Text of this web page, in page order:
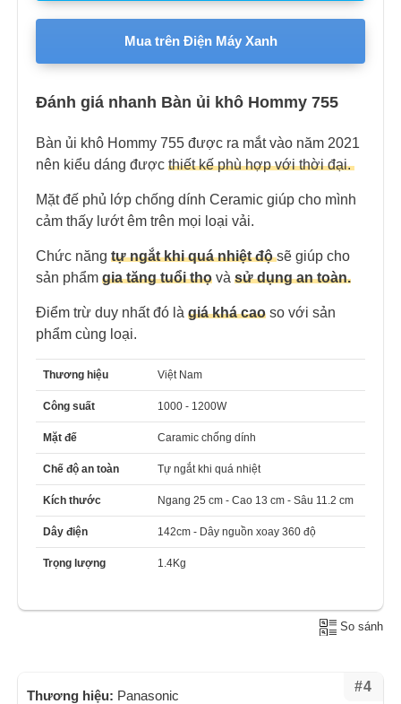
Mua trên Điện Máy Xanh
Đánh giá nhanh Bàn ủi khô Hommy 755
Bàn ủi khô Hommy 755 được ra mắt vào năm 2021
nên kiểu dáng được thiết kế phù hợp với thời đại.
Mặt đế phủ lớp chống dính Ceramic giúp cho mình
cảm thấy lướt êm trên mọi loại vải.
Chức năng tự ngắt khi quá nhiệt độ sẽ giúp cho
sản phẩm gia tăng tuổi thọ và sử dụng an toàn.
Điểm trừ duy nhất đó là giá khá cao so với sản
phẩm cùng loại.
Thương hiệu Việt Nam
Công suất 1000 - 1200W
Mặt đế Caramic chống dính
Chế độ an toàn Tự ngắt khi quá nhiệt
Kích thước Ngang 25 cm - Cao 13 cm - Sâu 11.2 cm
Dây điện 142cm - Dây nguồn xoay 360 độ
Trọng lượng 1.4Kg
So sánh
#4
Thương hiệu: Panasonic